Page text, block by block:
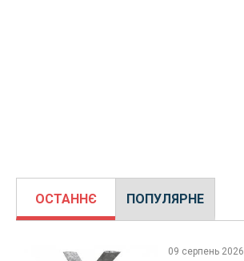
ОСТАННЄ ПОПУЛЯРНЕ
09 серпень 2026